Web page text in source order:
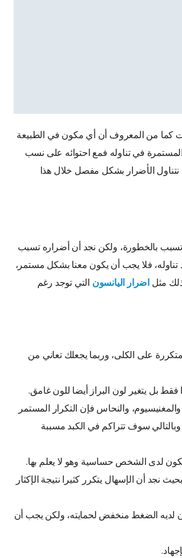
كما من المعروف أن أي مكون في الطبيعة
في تناوله فمع احتوائه على نسب
الأضرار بشكل مفصل خلال هذا
بالخطورة، ولكن نجد أن أضراره تسبب
تناوله، فلا يجب أن يكون معنا بشكل مستمر،
مثل اضرار اليانسون التي توجد رغم
على الكلى، وربما يجعلك تعاني من
بل يتغير لون البراز أيضا للون غامق.
والنحاس فإن التكرار المستمر
سوف تتراكم في الكبد مسببة
لدى الشخص حساسية وهو لا يعلم بها.
نجد أن الإسهال يتكرر كثيرا نتيجة الإكثار
لديه الضغط منخفض لحمايته، ولكن يجب أن